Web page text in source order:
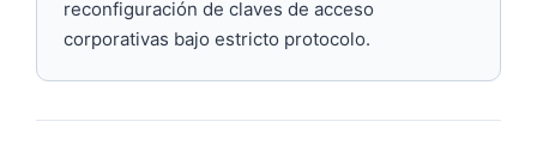
reconfiguración de claves de acceso
corporativas bajo estricto protocolo.